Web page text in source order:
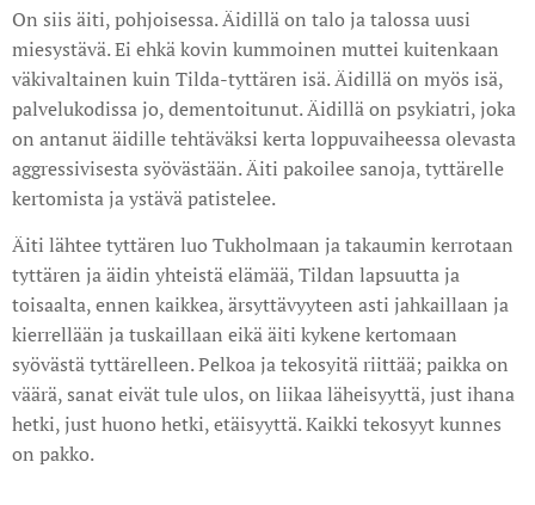
On siis äiti, pohjoisessa. Äidillä on talo ja talossa uusi
miesystävä. Ei ehkä kovin kummoinen muttei kuitenkaan
väkivaltainen kuin Tilda-tyttären isä. Äidillä on myös isä,
palvelukodissa jo, dementoitunut. Äidillä on psykiatri, joka
on antanut äidille tehtäväksi kerta loppuvaiheessa olevasta
aggressivisesta syövästään. Äiti pakoilee sanoja, tyttärelle
kertomista ja ystävä patistelee.
Äiti lähtee tyttären luo Tukholmaan ja takaumin kerrotaan
tyttären ja äidin yhteistä elämää, Tildan lapsuutta ja
toisaalta, ennen kaikkea, ärsyttävyyteen asti jahkaillaan ja
kierrellään ja tuskaillaan eikä äiti kykene kertomaan
syövästä tyttärelleen. Pelkoa ja tekosyitä riittää; paikka on
väärä, sanat eivät tule ulos, on liikaa läheisyyttä, just ihana
hetki, just huono hetki, etäisyyttä. Kaikki tekosyyt kunnes
on pakko.